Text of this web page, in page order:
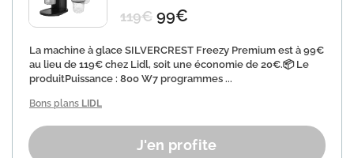
119€ 99€
La machine à glace SILVERCREST Freezy Premium est à 99€
au lieu de 119€ chez Lidl, soit une économie de 20€.📦 Le
produitPuissance : 800 W7 programmes ...
Bons plans LIDL
J'en profite